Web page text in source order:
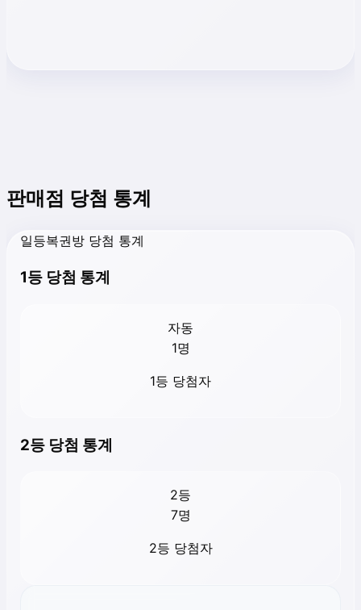
판매점 당첨 통계
일등복권방 당첨 통계
1등 당첨 통계
자동
1명
1등 당첨자
2등 당첨 통계
2등
7명
2등 당첨자